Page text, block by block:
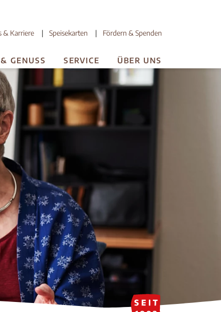
& Karriere Speisekarten Fördern & Spenden
GENUSS SERVICE ÜBER UNS